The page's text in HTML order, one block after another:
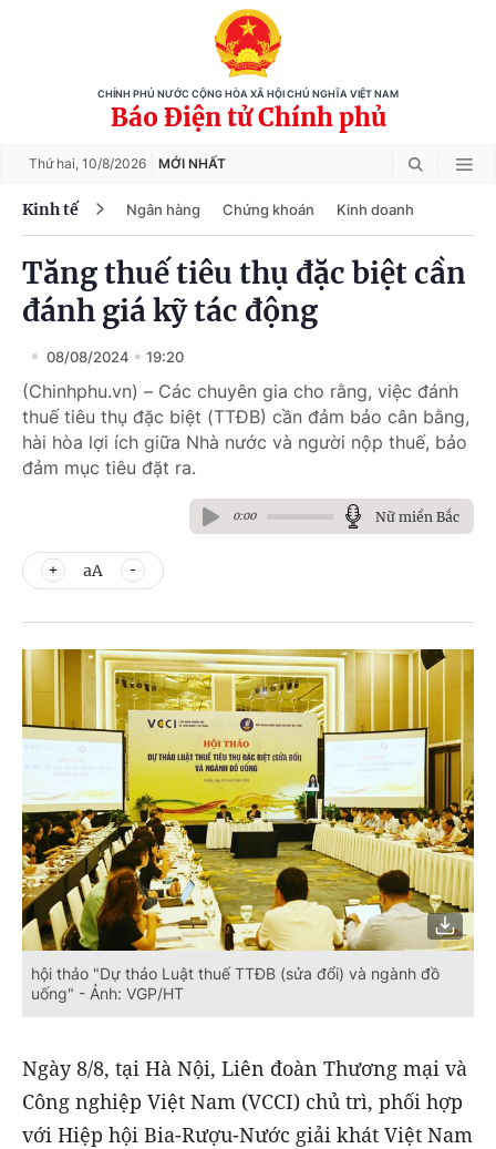
CHÍNH PHỦ NƯỚC CỘNG HÒA XÃ HỘI CHỦ NGHĨA VIỆT NAM
Báo Điện tử Chính phủ
Thứ hai, 10/8/2026 MỚI NHẤT
Kinh tế Ngân hàng Chứng khoán Kinh doanh
Tăng thuế tiêu thụ đặc biệt cần
đánh giá kỹ tác động
08/08/2024 19:20
(Chinhphu.vn) – Các chuyên gia cho rằng, việc đánh
thuế tiêu thụ đặc biệt (TTĐB) cần đảm bảo cân bằng,
hài hòa lợi ích giữa Nhà nước và người nộp thuế, bảo
đảm mục tiêu đặt ra.
0:00 Nữ miền Bắc
aA
hội thảo "Dự thảo Luật thuế TTĐB (sửa đổi) và ngành đồ
uống" - Ảnh: VGP/HT
Ngày 8/8, tại Hà Nội, Liên đoàn Thương mại và
Công nghiệp Việt Nam (VCCI) chủ trì, phối hợp
với Hiệp hội Bia-Rượu-Nước giải khát Việt Nam